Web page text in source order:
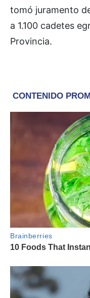
tomó juramento
a 1.100 cadetes
Provincia.